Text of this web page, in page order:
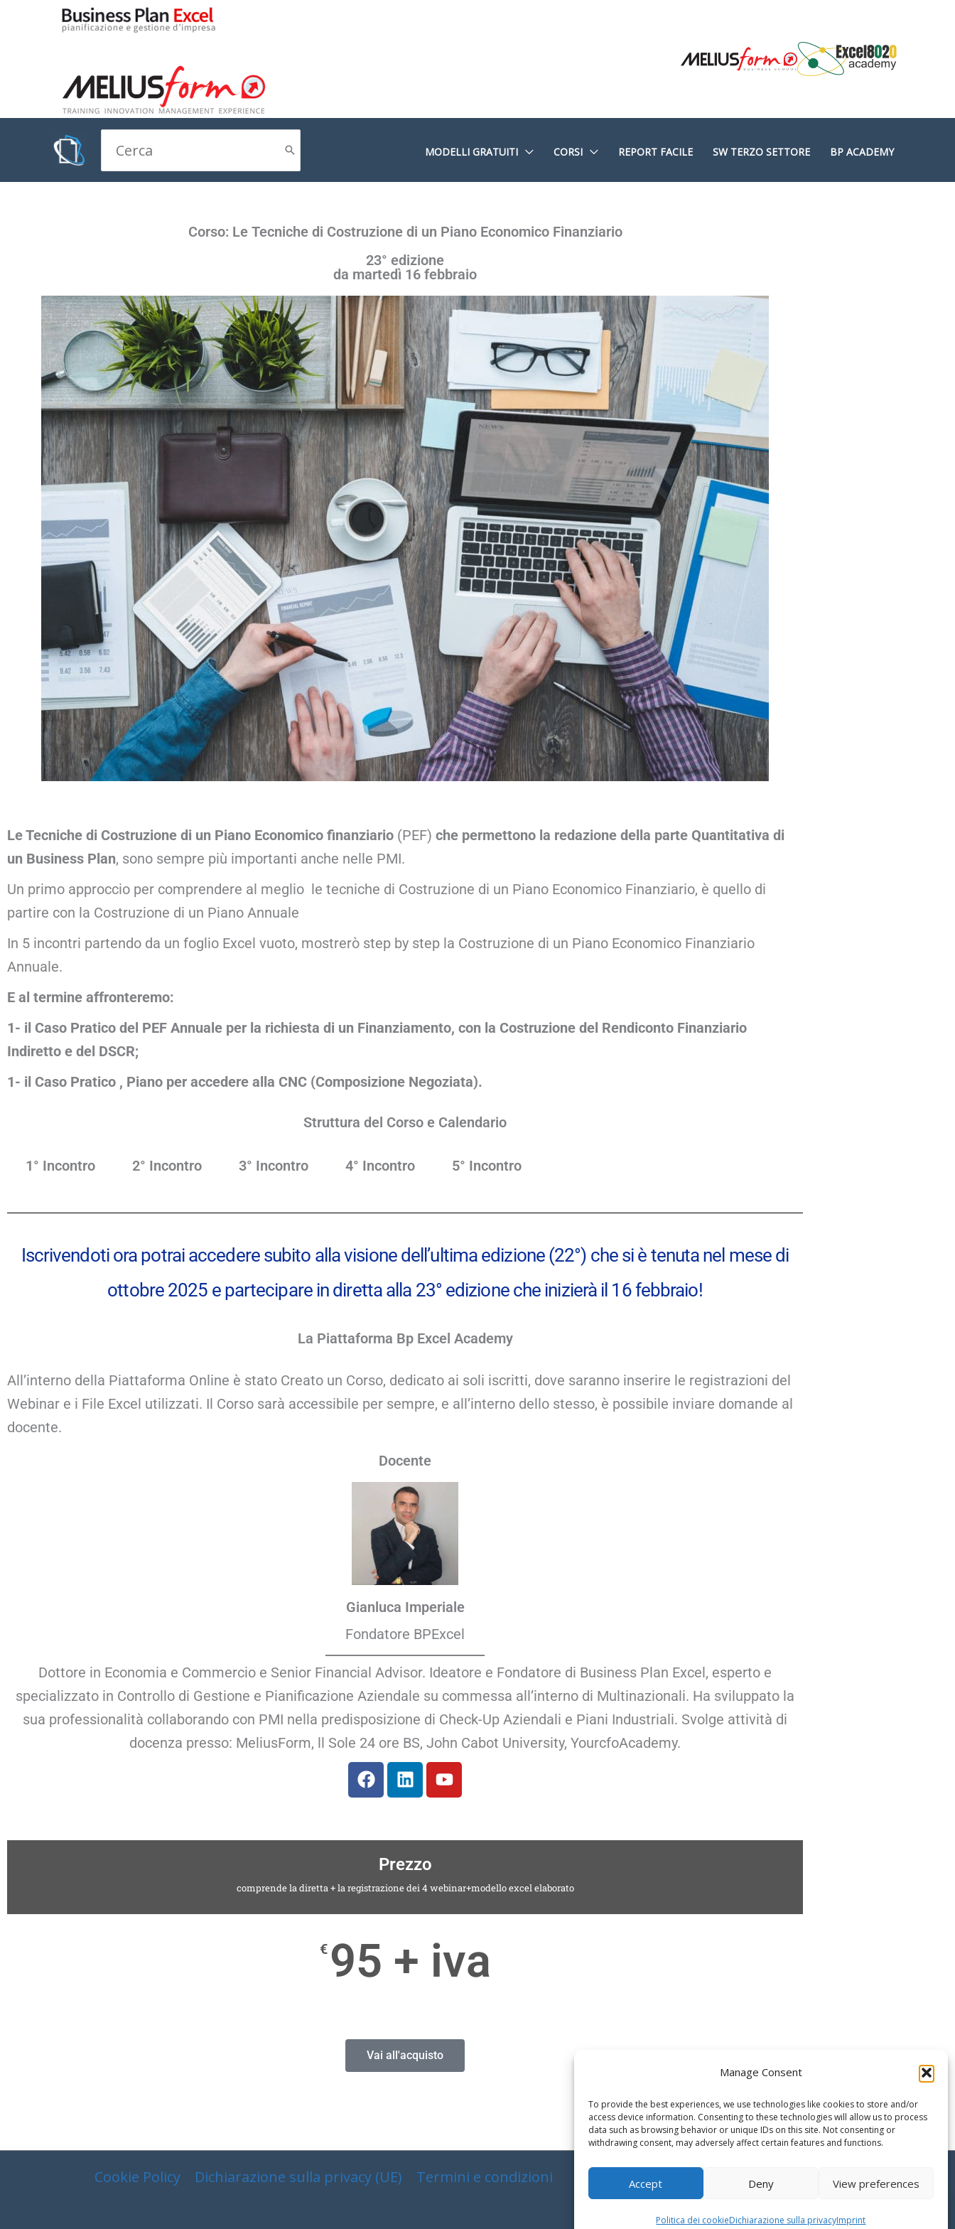
Manage Consent
To provide the best experiences, we use technologies like cookies to store and/or
access device information. Consenting to these technologies will allow us to process
data such as browsing behavior or unique IDs on this site. Not consenting or
withdrawing consent, may adversely affect certain features and functions.
Accept Deny View preferences
Politica dei cookieDichiarazione sulla privacyImprint
per:
MODELLI GRATUITI CORSI REPORT FACILE SW TERZO SETTORE BP ACADEMY
Corso: Le Tecniche di Costruzione di un Piano Economico Finanziario
23° edizione
da martedì 16 febbraio
Le Tecniche di Costruzione di un Piano Economico finanziario (PEF) che permettono la redazione della parte Quantitativa di
un Business Plan, sono sempre più importanti anche nelle PMI.
Un primo approccio per comprendere al meglio le tecniche di Costruzione di un Piano Economico Finanziario, è quello di
partire con la Costruzione di un Piano Annuale
In 5 incontri partendo da un foglio Excel vuoto, mostrerò step by step la Costruzione di un Piano Economico Finanziario
Annuale.
E al termine affronteremo:
1- il Caso Pratico del PEF Annuale per la richiesta di un Finanziamento, con la Costruzione del Rendiconto Finanziario
Indiretto e del DSCR;
1- il Caso Pratico , Piano per accedere alla CNC (Composizione Negoziata).
Struttura del Corso e Calendario
1° Incontro 2° Incontro 3° Incontro 4° Incontro 5° Incontro
Iscrivendoti ora potrai accedere subito alla visione dell’ultima edizione (22°) che si è tenuta nel mese di
ottobre 2025 e partecipare in diretta alla 23° edizione che inizierà il 16 febbraio!
La Piattaforma Bp Excel Academy
All’interno della Piattaforma Online è stato Creato un Corso, dedicato ai soli iscritti, dove saranno inserire le registrazioni del
Webinar e i File Excel utilizzati. Il Corso sarà accessibile per sempre, e all’interno dello stesso, è possibile inviare domande al
docente.
Docente
Gianluca Imperiale
Fondatore BPExcel
Dottore in Economia e Commercio e Senior Financial Advisor. Ideatore e Fondatore di Business Plan Excel, esperto e
specializzato in Controllo di Gestione e Pianificazione Aziendale su commessa all’interno di Multinazionali. Ha sviluppato la
sua professionalità collaborando con PMI nella predisposizione di Check-Up Aziendali e Piani Industriali. Svolge attività di
docenza presso: MeliusForm, ll Sole 24 ore BS, John Cabot University, YourcfoAcademy.
Prezzo
comprende la diretta + la registrazione dei 4 webinar+modello excel elaborato
€ 95 + iva
Vai all'acquisto
Cookie Policy Dichiarazione sulla privacy (UE) Termini e condizioni
Copyright © 2026 Business Plan Excel è un marchio di
Sito web gestito daG Tech GroupeGianluca Gentile